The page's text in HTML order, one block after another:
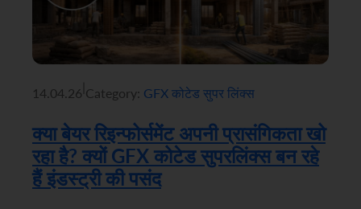
14.04.26 Category: GFX कोटेड सुपर लिंक्स
क्या बेयर रिइन्फोर्समेंट अपनी प्रासंगिकता खो
रहा है? क्यों GFX कोटेड सुपरलिंक्स बन रहे
हैं इंडस्ट्री की पसंद